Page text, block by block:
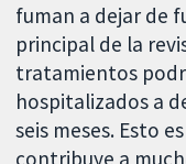
fuman a dejar de
principal de la
tratamientos
hospitalizados a
seis meses. Esto
contribuye a